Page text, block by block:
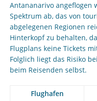
Antananarivo angeflogen
Spektrum ab, das von
abgelegenen Regionen
Hinterkopf zu behalten,
Flugplans keine Tickets
Folglich liegt das Risiko
beim Reisenden selbst.
Flughafen